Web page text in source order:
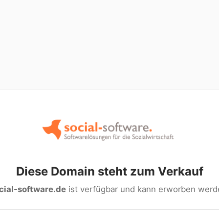
Diese Domain steht zum Verkauf
software.deist verfügbar und kann erworben